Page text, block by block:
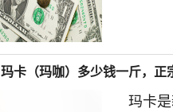
玛卡（玛咖）多少钱一斤，正
玛卡